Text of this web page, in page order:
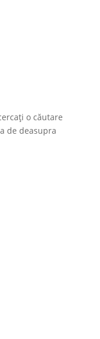
o căutare
de deasupra